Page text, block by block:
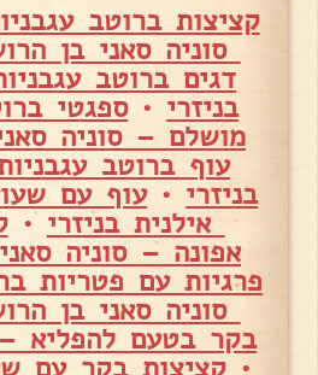
קציצות ברוטב
סוניה סאני בן
דגים ברוטב
בניזרי •ספגטי
מושלם – סוניה
עוף ברוטב
בניזרי •עוף עם
אילנית בניזרי •
אפונה – סוניה
פרגיות עם פטריות
סוניה סאני בן
בקר בטעם להפליא